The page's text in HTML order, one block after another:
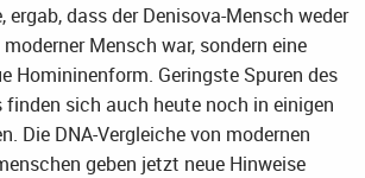
ergab, dass der Denisova-Mensch weder
Mensch war, sondern eine
Homininenform. Geringste Spuren des
finden sich auch heute noch in einigen
Die DNA-Vergleiche von modernen
geben jetzt neue Hinweise